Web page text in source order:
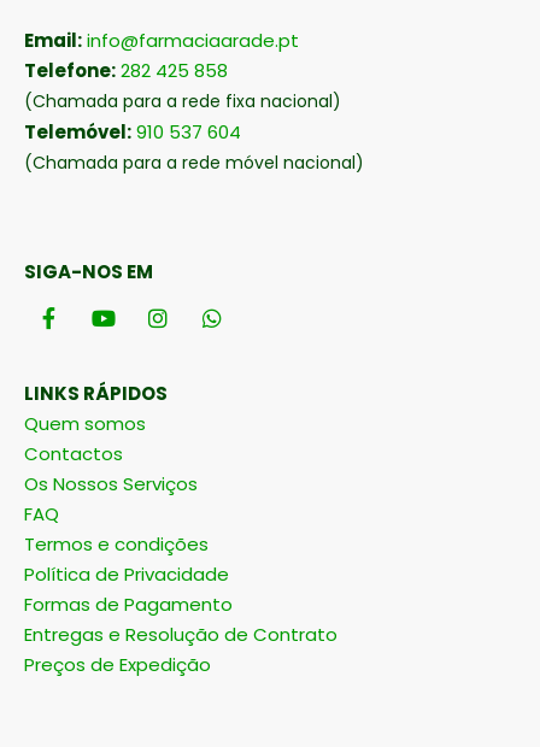
Email:info@farmaciaarade.pt
Telefone:282 425 858
(Chamada para a rede fixa nacional)
Telemóvel:910 537 604
(Chamada para a rede móvel nacional)
SIGA-NOS EM
LINKS RÁPIDOS
Quem somos
Contactos
Os Nossos Serviços
FAQ
Termos e condições
Política de Privacidade
Formas de Pagamento
Entregas e Resolução de Contrato
Preços de Expedição